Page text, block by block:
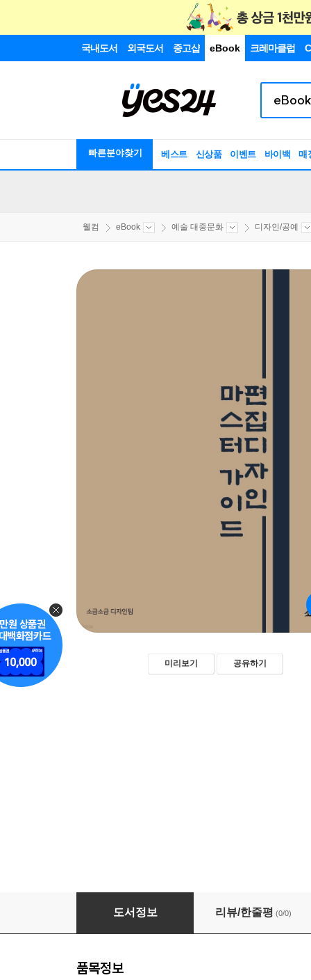
국내도서 외국도서 중고샵 eBook 크레마클럽
빠른분야찾기 베스트 신상품 이벤트 바이백 매
웰컴 eBook 예술 대중문화 디자인/공예
미리보기 공유하기
편집디자인 마스터 가이드
도서정보 리뷰/한줄평 (0/0)
품목정보